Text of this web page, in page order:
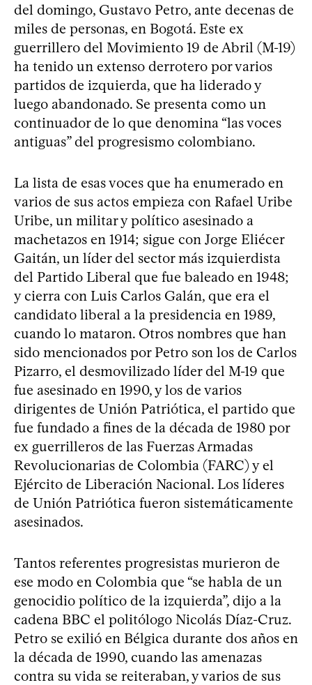
del domingo, Gustavo Petro, ante decenas de
miles de personas, en Bogotá. Este ex
guerrillero del Movimiento 19 de Abril (M-19)
ha tenido un extenso derrotero por varios
partidos de izquierda, que ha liderado y
luego abandonado. Se presenta como un
continuador de lo que denomina “las voces
antiguas” del progresismo colombiano.
La lista de esas voces que ha enumerado en
varios de sus actos empieza con Rafael Uribe
Uribe, un militar y político asesinado a
machetazos en 1914; sigue con Jorge Eliécer
Gaitán, un líder del sector más izquierdista
del Partido Liberal que fue baleado en 1948;
y cierra con Luis Carlos Galán, que era el
candidato liberal a la presidencia en 1989,
cuando lo mataron. Otros nombres que han
sido mencionados por Petro son los de Carlos
Pizarro, el desmovilizado líder del M-19 que
fue asesinado en 1990, y los de varios
dirigentes de Unión Patriótica, el partido que
fue fundado a fines de la década de 1980 por
ex guerrilleros de las Fuerzas Armadas
Revolucionarias de Colombia (FARC) y el
Ejército de Liberación Nacional. Los líderes
de Unión Patriótica fueron sistemáticamente
asesinados.
Tantos referentes progresistas murieron de
ese modo en Colombia que “se habla de un
genocidio político de la izquierda”, dijo a la
cadena BBC el politólogo Nicolás Díaz-Cruz.
Petro se exilió en Bélgica durante dos años en
la década de 1990, cuando las amenazas
contra su vida se reiteraban, y varios de sus